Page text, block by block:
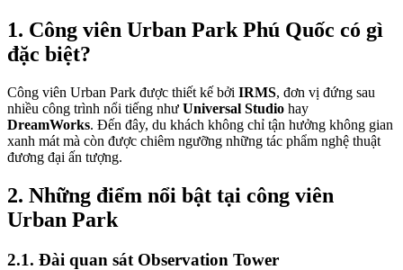
1. Công viên Urban Park Phú Quốc có gì
đặc biệt?
Công viên Urban Park được thiết kế bởi IRMS, đơn vị đứng sau
nhiều công trình nổi tiếng như Universal Studio
DreamWorks. Đến đây, du khách không chỉ tận hưởng không gian
xanh mát mà còn được chiêm ngưỡng những tác phẩm nghệ thuật
đương đại ấn tượng.
2. Những điểm nổi bật tại công viên
Urban Park
2.1. Đài quan sát Observation Tower